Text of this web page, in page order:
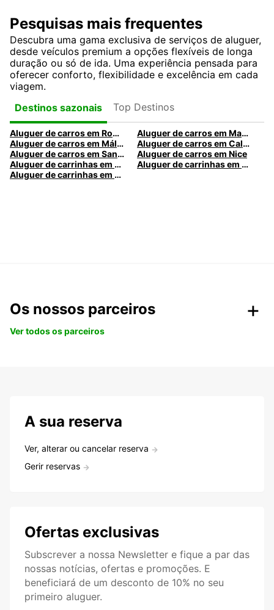
Pesquisas mais frequentes
Descubra uma gama exclusiva de serviços de aluguer,
desde veículos premium a opções flexíveis de longa
duração ou só de ida. Uma experiência pensada para
oferecer conforto, flexibilidade e excelência em cada
viagem.
Destinos sazonais
Top Destinos
Aluguer de carros em Roma
Aluguer de carros em Madrid
Aluguer de carros em Málaga
Aluguer de carros em Caldas da Rainha
Aluguer de carros em Santa Maria da Feira
Aluguer de carros em Nice
Aluguer de carrinhas em Nice
Aluguer de carrinhas em Santa Maria da Feira
Aluguer de carrinhas em Caldas da Rainha
Os nossos parceiros
Ver todos os parceiros
A sua reserva
Ver, alterar ou cancelar reserva
Gerir reservas
Ofertas exclusivas
Subscrever a nossa Newsletter e fique a par das
nossas notícias, ofertas e promoções. E
beneficiará de um desconto de 10% no seu
primeiro aluguer.